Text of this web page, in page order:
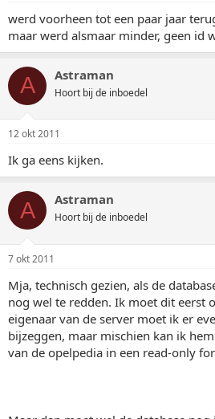
werd voorheen tot een paar jaar
maar werd alsmaar minder, geen id
A Astraman
Hoort bij de inboedel
12 okt 2011
Ik ga eens kijken.
A Astraman
Hoort bij de inboedel
7 okt 2011
Mja, technisch gezien, als de
nog wel te redden. Ik moet dit eerst
eigenaar van de server moet ik er
bijzeggen, maar mischien kan ik
van de opelpedia in een read-only